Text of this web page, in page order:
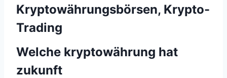
Kryptowährungsbörsen, Krypto-
Trading
Welche kryptowährung hat
zukunft